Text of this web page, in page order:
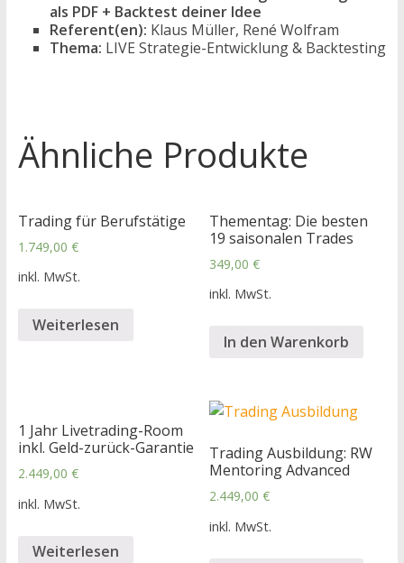
als PDF + Backtest deiner Idee
Referent(en): Klaus Müller, René Wolfram
Thema: LIVE Strategie-Entwicklung & Backtesting
Ähnliche Produkte
Trading für Berufstätige
1.749,00 €
inkl. MwSt.
Weiterlesen
Thementag: Die besten
19 saisonalen Trades
349,00€
inkl. MwSt.
In den Warenkorb
1 Jahr Livetrading-Room
inkl. Geld-zurück-Garantie
2.449,00 €
inkl. MwSt.
Weiterlesen
Trading Ausbildung: RW
Mentoring Advanced
2.449,00€
inkl. MwSt.